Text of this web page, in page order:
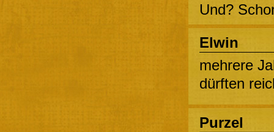
Und?
Elwin
mehrere
dürften
Purzel